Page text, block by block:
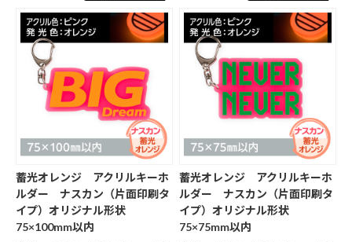
蓄光オレンジ アクリルキーホ
ルダー ナスカン（片面印刷タ
イプ）オリジナル形状
75×100mm以内
蓄光オレンジ アクリルキーホ
ルダー ナスカン（片面印刷タ
イプ）オリジナル形状
75×75mm以内